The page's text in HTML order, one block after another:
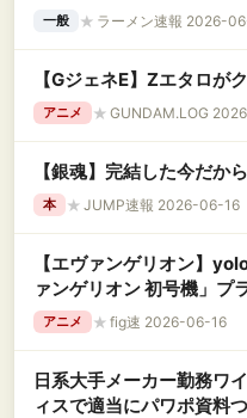
一般 ★ ラーメン速報 2026-
【GジェネE】Zエタロが
アニメ ★ GUNDAM.LOG
【銀魂】完結した今だか
本 ★ JUMP速報 2026-06-16
【エヴァンゲリオン】
ァンゲリオン 初号機」プ
アニメ ★ fig速 2026-06-16
日系大手メーカー勤務ワ
ィスで適当にパワポ資料